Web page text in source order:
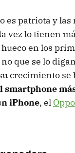
es patriota y las
vez lo tienen
en los
que se lo
crecimiento se
smartphone
iPhone, el